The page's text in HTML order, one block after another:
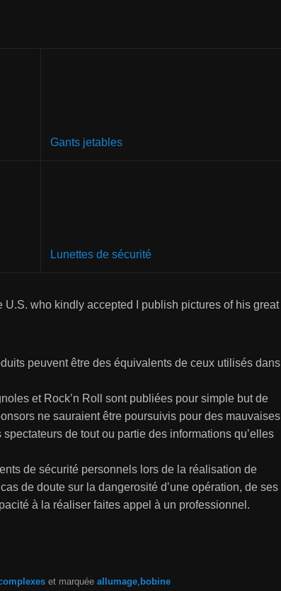
Gants jetables
Lunettes de sécurité
U.S. who kindly accepted I publish pictures of his great
peuvent être des équivalents de ceux utilisés dans
et Rock’n Roll sont publiées pour simple but de
ne sauraient être poursuivis pour des mauvaises
de tout ou partie des informations qu’elles
de sécurité personnels lors de la réalisation de
de doute sur la dangerosité d’une opération, de ses
à la réaliser faites appel à un professionnel.
et marquée allumage bobine